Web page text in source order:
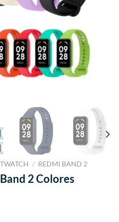
/ REDMI BAND 2
2 Colores